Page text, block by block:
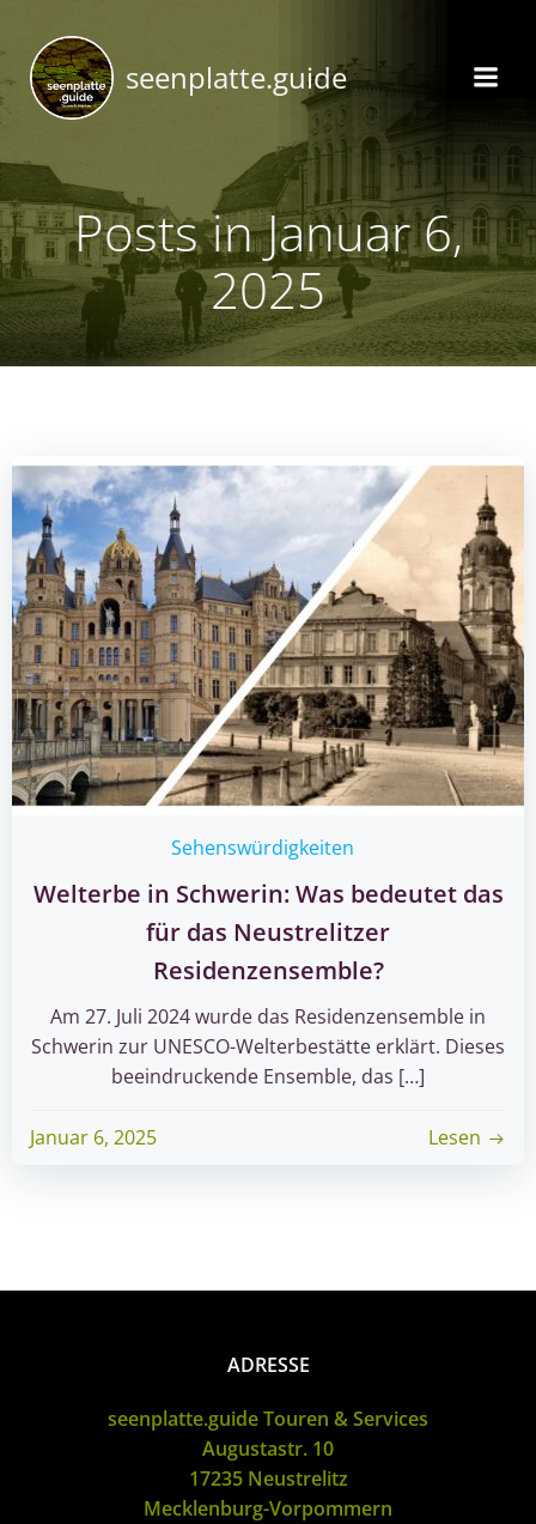
springen
seenplatte.guide
Posts in Januar 6,
2025
Sehenswürdigkeiten
Welterbe in Schwerin: Was bedeutet das
für das Neustrelitzer
Residenzensemble?
Am 27. Juli 2024 wurde das Residenzensemble in
Schwerin zur UNESCO-Welterbestätte erklärt. Dieses
beeindruckende Ensemble, das […]
Januar 6, 2025 Lesen
ADRESSE
seenplatte.guide Touren & Services
Augustastr. 10
17235 Neustrelitz
Mecklenburg-Vorpommern